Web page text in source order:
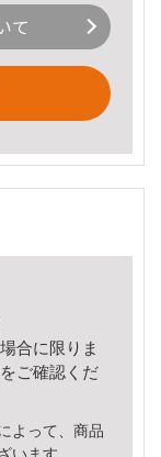
て
合に限りま
をご確認くだ
よって、商品
います。